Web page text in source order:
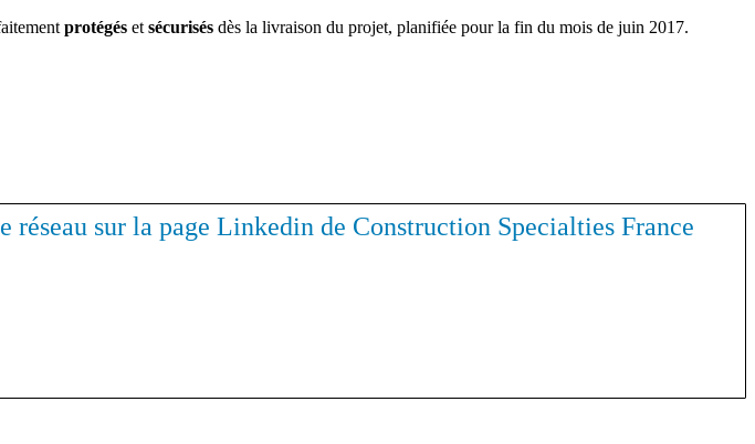
protégés et sécurisés dès la livraison du projet, planifiée pour la fin du mois de juin 2017.
sur la page Linkedin de Construction Specialties France